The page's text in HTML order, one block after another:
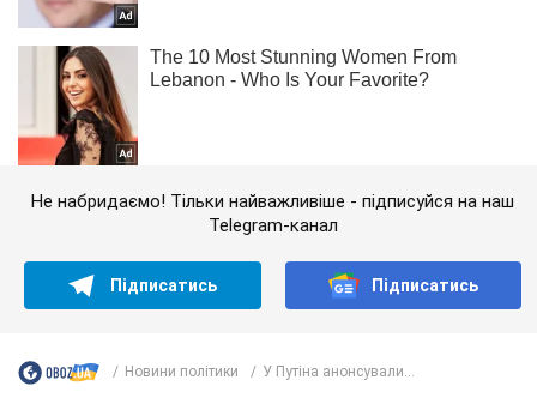
Не набридаємо! Тільки найважливіше - підписуйся на наш
Telegram-канал
Підписатись Підписатись
Новини політики У Путіна анонсували...